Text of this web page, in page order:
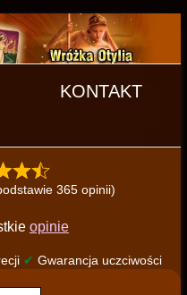
KONTAKT
365 opinii)
opinie
✔ Gwarancja uczciwości